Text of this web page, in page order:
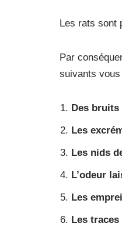
Les rats sont
Par
suivants
Des bruits
Les
Les nids
L’odeur
Les
Les